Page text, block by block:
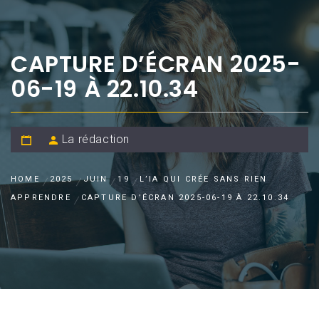
CAPTURE D’ÉCRAN 2025-
06-19 À 22.10.34
La rédaction
HOME 2025 JUIN 19
L’IA QUI CRÉE SANS RIEN
APPRENDRE
CAPTURE D’ÉCRAN 2025-06-19 À 22.10.34